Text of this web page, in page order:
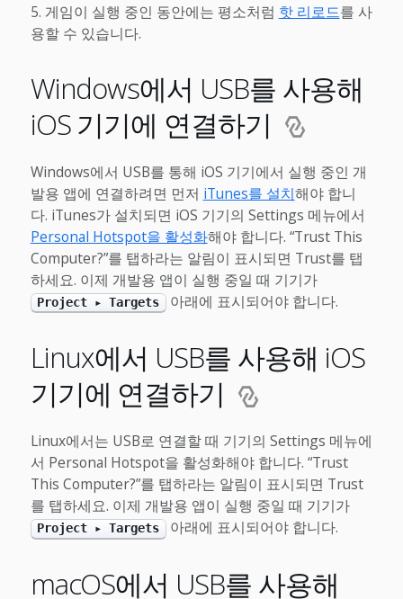
게임이 실행 중인 동안에는 평소처럼 핫 리로드를 사
용할 수 있습니다.
Windows에서 USB를 사용해
iOS 기기에 연결하기
Windows에서 USB를 통해 iOS 기기에서 실행 중인 개
발용 앱에 연결하려면 먼저 iTunes를 설치해야 합니
다. iTunes가 설치되면 iOS 기기의 Settings 메뉴에서
Personal Hotspot을 활성화해야 합니다. “Trust This
Computer?”를 탭하라는 알림이 표시되면 Trust를 탭
하세요. 이제 개발용 앱이 실행 중일 때 기기가
Project ▸ Targets 아래에 표시되어야 합니다.
Linux에서 USB를 사용해 iOS
기기에 연결하기
Linux에서는 USB로 연결할 때 기기의 Settings 메뉴에
서 Personal Hotspot을 활성화해야 합니다. “Trust
This Computer?”를 탭하라는 알림이 표시되면 Trust
를 탭하세요. 이제 개발용 앱이 실행 중일 때 기기가
Project ▸ Targets 아래에 표시되어야 합니다.
macOS에서 USB를 사용해